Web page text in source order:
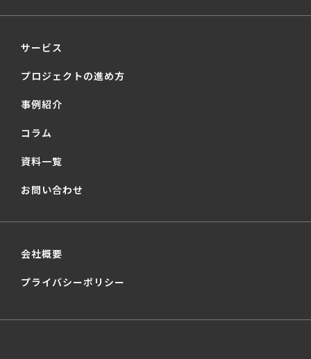
サービス
プロジェクトの進め方
事例紹介
コラム
資料一覧
お問い合わせ
会社概要
プライバシーポリシー